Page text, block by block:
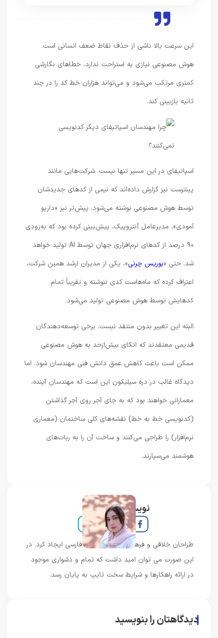
این سرعت بالا ناشی از حذف نقاط ضعف انسانی است.
هوش مصنوعی نیازی به استراحت ندارد، خطاهای نگارشی
کمتری مرتکب می‌شود و می‌تواند هزاران خط کد را در چند
ثانیه بازبینی کند.
اسپاتیفای در این مسیر تنها نیست. شرکت‌هایی مانند
پینترست نیز گزارش داده‌اند که نیمی از کدهای جدیدشان
توسط هوش مصنوعی نوشته می‌شود. پیش‌تر نیز «داریو
آمودی»، مدیرعامل آنتروپیک، پیش‌بینی کرده بود که به‌زودی
۹۰ درصد از کدهای نرم‌افزاری جهان توسط AI تولید خواهد
شد. حتی « بوریس چرنی »، یکی از مدیران ارشد همین شرکت،
اعتراف کرده که ماه‌هاست کدی ننوشته و تقریباً تمام
کدهایش توسط هوش مصنوعی تولید می‌شود.
البته این تغییر بدون منتقد نیست. برخی توسعه‌دهندگان
قدیمی معتقدند که اتکای بیش‌ازحد به هوش مصنوعی
ممکن است باعث کاهش عمق دانش فنی مهندسان شود. اما
دیدگاه غالب در دره سیلیکون این است که مهندسان آینده،
معمارانی خواهند بود که به جای آجر روی آجر گذاشتن
(کدنویسی خط به خط) نقشه‌های کلی ساختمان (معماری
نرم‌افزار) را طراحی می‌کنند و ساخت آن را به ربات‌های
هوشمند می‌سپارند.
نویسنده و خبرنگار
طراحان خلاقی و فرهنگ پیشرو در زبان فارسی ایجاد کرد. در
این صورت می توان امید داشت که تمام و دشواری موجود
در ارائه راهکارها و شرایط سخت تایپ به پایان رسد.
دیدگاهتان را بنویسید